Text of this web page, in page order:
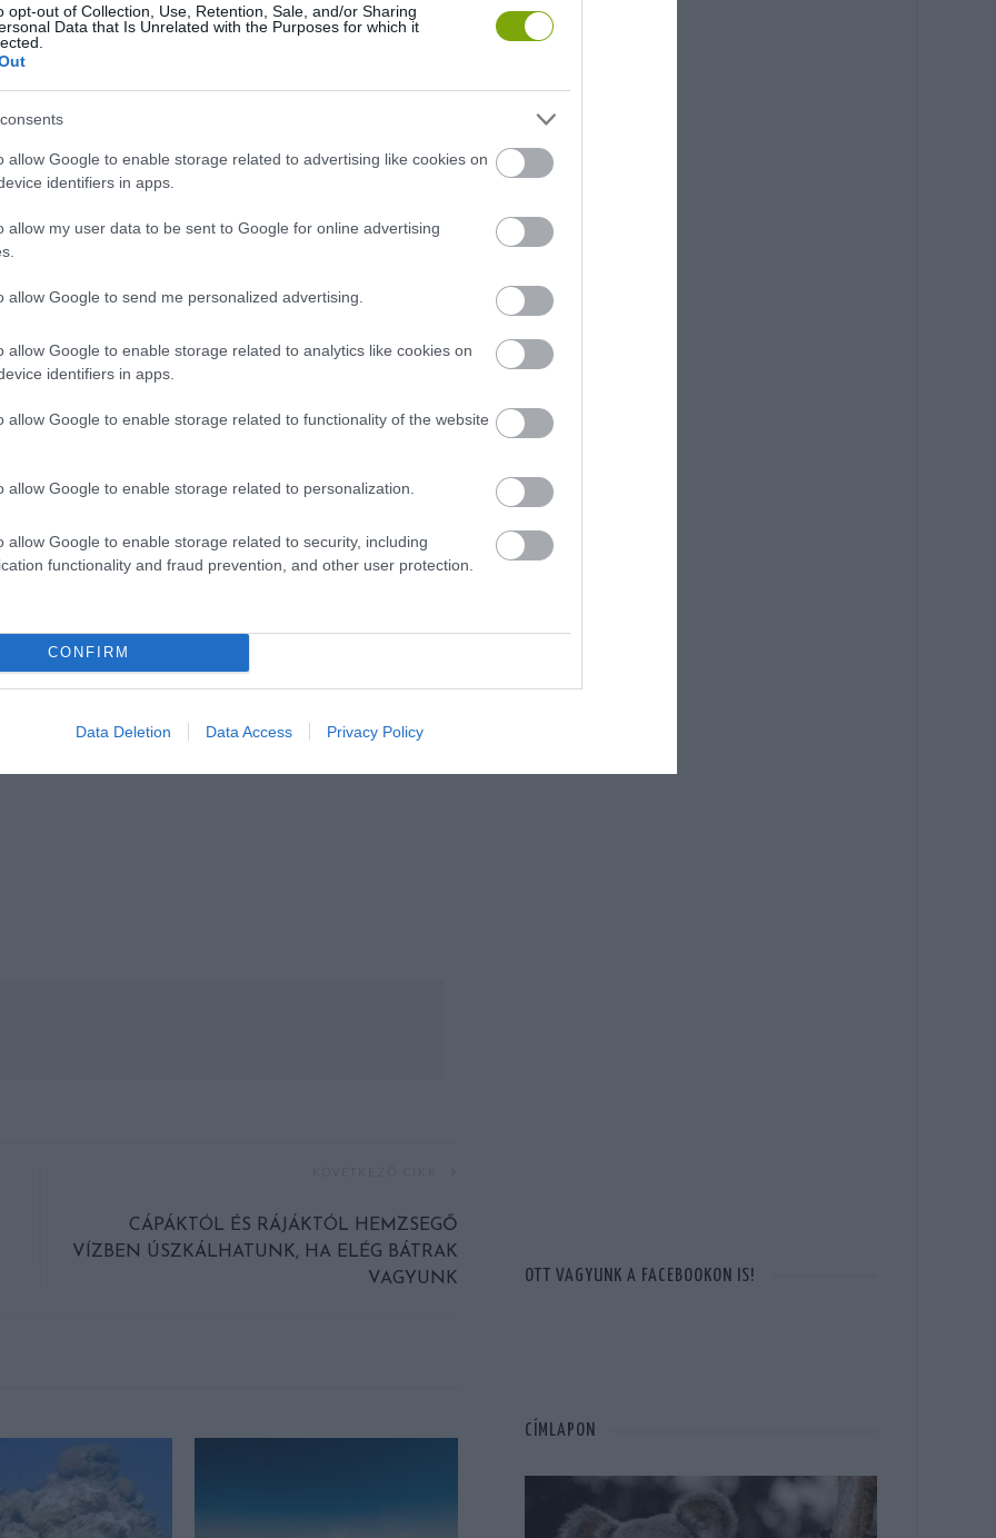
opt-out of Collection, Use, Retention, Sale, and/or Sharing
Data that Is Unrelated with the Purposes for which it
allow Google to enable storage related to advertising like cookies on
identifiers in apps.
allow my user data to be sent to Google for online advertising
allow Google to send me personalized advertising.
allow Google to enable storage related to analytics like cookies on
identifiers in apps.
allow Google to enable storage related to functionality of the website
allow Google to enable storage related to personalization.
allow Google to enable storage related to security, including
functionality and fraud prevention, and other user protection.
CONFIRM
Data Deletion Data Access Privacy Policy
CÁPÁKTÓL ÉS RÁJÁKTÓL HEMZSEGŐ
VÍZBEN ÚSZKÁLHATUNK, HA ELÉG BÁTRAK
VAGYUNK
OTT VAGYUNK A FACEBOOKON IS!
CÍMLAPON